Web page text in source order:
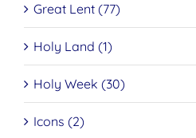
Great Lent (77)
Holy Land (1)
Holy Week (30)
Icons (2)